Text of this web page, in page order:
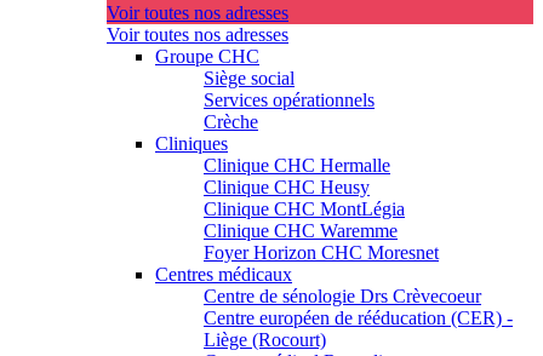
Voir toutes nos adresses
Voir toutes nos adresses
Groupe CHC
Siège social
Services opérationnels
Crèche
Cliniques
Clinique CHC Hermalle
Clinique CHC Heusy
Clinique CHC MontLégia
Clinique CHC Waremme
Foyer Horizon CHC Moresnet
Centres médicaux
Centre de sénologie Drs Crèvecoeur
Centre européen de rééducation (CER) -
Liège (Rocourt)